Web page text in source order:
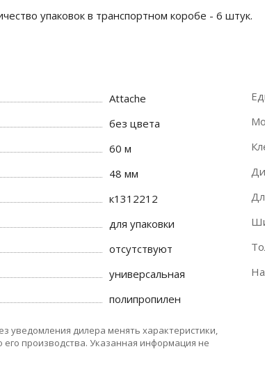
упаковок в транспортном коробе - 6 штук.
Attache
без цвета
60 м
48 мм
к1312212
для упаковки
отсутствуют
универсальная
полипропилен
уведомления дилера менять характеристики,
производства. Указанная информация не